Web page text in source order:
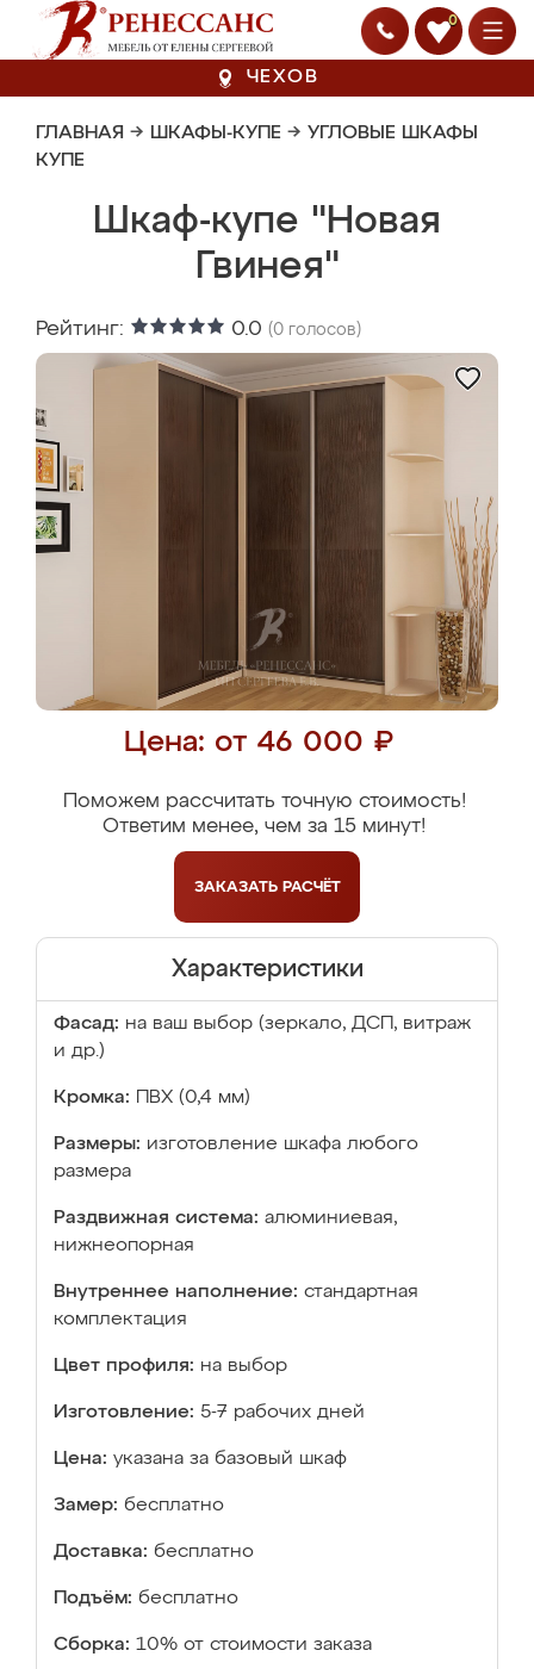
0
ЧЕХОВ
ГЛАВНАЯ → ШКАФЫ-КУПЕ → УГЛОВЫЕ ШКАФЫ
КУПЕ
Шкаф-купе "Новая
Гвинея"
Рейтинг: 0.0 (0 голосов)
Цена: от 46 000 ₽
Поможем рассчитать точную стоимость!
Ответим менее, чем за 15 минут!
ЗАКАЗАТЬ РАСЧЁТ
Характеристики
Фасад: на ваш выбор (зеркало, ДСП, витраж
и др.)
Кромка: ПВХ (0,4 мм)
Размеры: изготовление шкафа любого
размера
Раздвижная система: алюминиевая,
нижнеопорная
Внутреннее наполнение: стандартная
комплектация
Цвет профиля: на выбор
Изготовление: 5-7 рабочих дней
Цена: указана за базовый шкаф
Замер: бесплатно
Доставка: бесплатно
Подъём: бесплатно
Сборка: 10% от стоимости заказа